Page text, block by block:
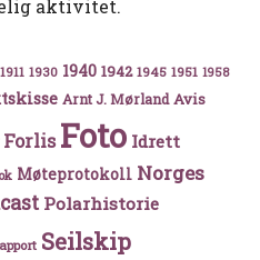
aktivitet.
1911 1930 1940 1942 1945 1951 1958
Arnt J. Mørland Avis
Forlis Foto Idrett
Møteprotokoll Norges
Polarhistorie
Seilskip